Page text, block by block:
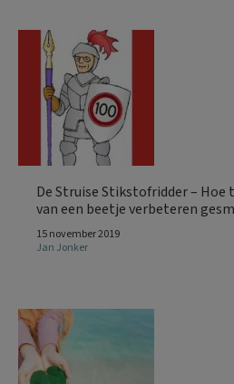
De Struise Stikstofridder – Hoe
van een beetje verbeteren
15 november 2019
Jan Jonker